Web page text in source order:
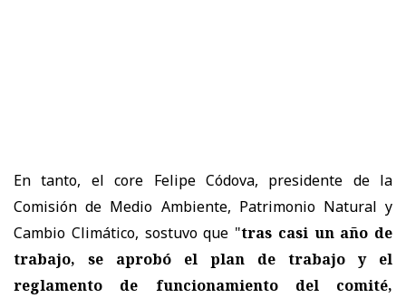
En tanto, el core Felipe Códova, presidente de la
Comisión de Medio Ambiente, Patrimonio Natural y
Cambio Climático, sostuvo que "tras casi un año de
trabajo, se aprobó el plan de trabajo y el
reglamento de funcionamiento del comité,